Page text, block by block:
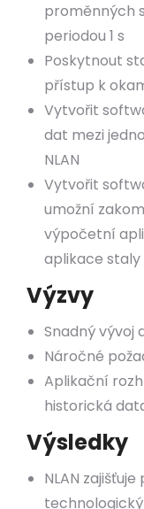
proměnných
periodou 1 s
Poskytnout
přístup k
Vytvořit
dat mezi
NLAN
Vytvořit
umožní
výpočetní
aplikace staly
Výzvy
Snadný vývoj
Náročné
Aplikační
historická
Výsledky
NLAN